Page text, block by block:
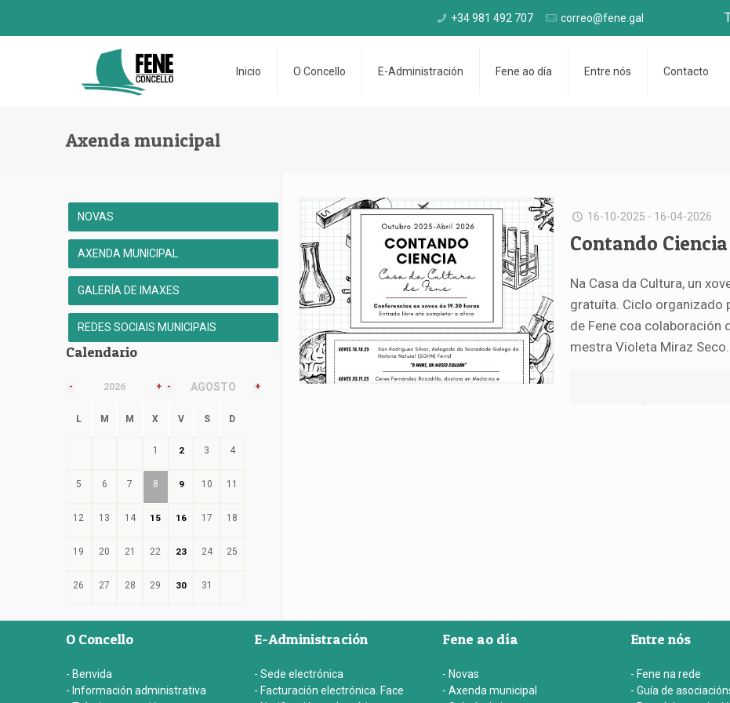
+34 981 492 707 correo@fene.gal
Inicio O Concello E-Administración Fene ao día Entre nós Contacto
Axenda municipal
16-10-2025 - 16-04-2026
Contando Ciencia
Na Casa da Cultura, un
gratuíta. Ciclo organizado
de Fene coa colaboración
mestra Violeta Miraz Seco.
NOVAS
AXENDA MUNICIPAL
GALERÍA DE IMAXES
REDES SOCIAIS MUNICIPAIS
Calendario
- 2026 + - AGOSTO +
L M M X V S D
1 2 3 4
5 6 7 8 9 10 11
12 13 14 15 16 17 18
19 20 21 22 23 24 25
26 27 28 29 30 31
O Concello
- Benvida
- Información administrativa
E-Administración
- Sede electrónica
- Facturación electrónica. Face
Fene ao día
- Novas
- Axenda municipal
Entre nós
- Fene na rede
- Guía de